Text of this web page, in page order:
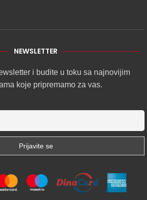
NEWSLETTER
i budite u toku sa najnovijim
koje pripremamo za vas.